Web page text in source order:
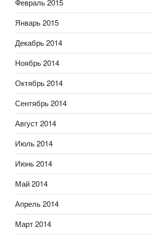
Февраль 2015
Январь 2015
Декабрь 2014
Ноябрь 2014
Октябрь 2014
Сентябрь 2014
Август 2014
Июль 2014
Июнь 2014
Май 2014
Апрель 2014
Март 2014